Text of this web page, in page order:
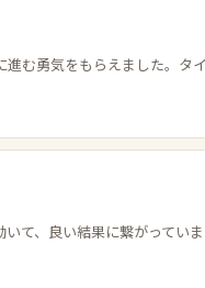
む勇気をもらえました。タ
て、良い結果に繋がってい